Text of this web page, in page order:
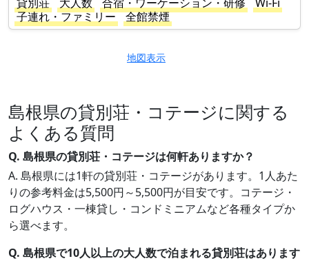
子連れ・ファミリー
全館禁煙
地図表示
島根県の貸別荘・コテージに関する
よくある質問
Q. 島根県の貸別荘・コテージは何軒ありますか？
A. 島根県には1軒の貸別荘・コテージがあります。1人あた
りの参考料金は5,500円～5,500円が目安です。コテージ・
ログハウス・一棟貸し・コンドミニアムなど各種タイプか
ら選べます。
Q. 島根県で10人以上の大人数で泊まれる貸別荘はあります